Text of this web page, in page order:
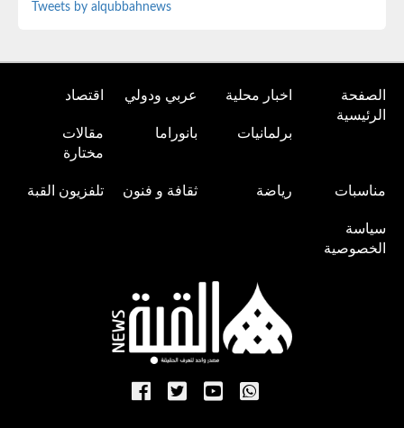
Tweets by alqubbahnews
الصفحة
الرئيسية
اخبار محلية عربي ودولي اقتصاد
برلمانيات بانوراما
مقالات
مختارة
مناسبات رياضة ثقافة و فنون تلفزيون القبة
سياسة
الخصوصية